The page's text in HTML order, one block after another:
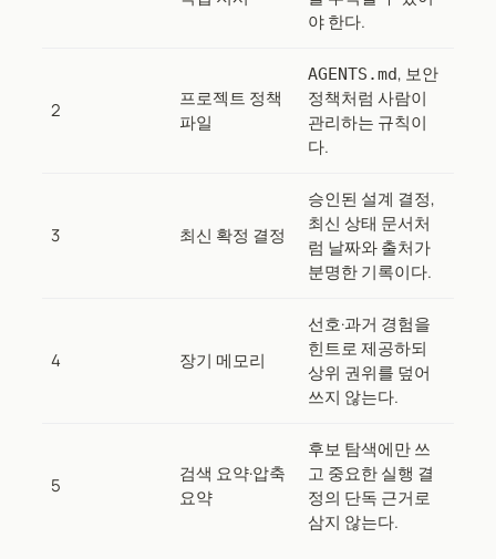
야 한다.
2
프로젝트 정책
파일
AGENTS.md, 보안
정책처럼 사람이
관리하는 규칙이
다.
3 최신 확정 결정
승인된 설계 결정,
최신 상태 문서처
럼 날짜와 출처가
분명한 기록이다.
4 장기 메모리
선호·과거 경험을
힌트로 제공하되
상위 권위를 덮어
쓰지 않는다.
5
검색 요약·압축
요약
후보 탐색에만 쓰
고 중요한 실행 결
정의 단독 근거로
삼지 않는다.